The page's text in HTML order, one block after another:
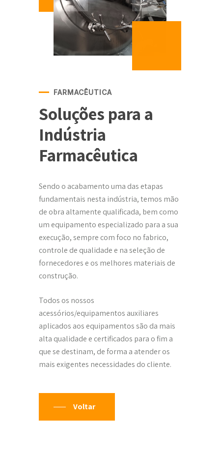
FARMACÊUTICA
Soluções para a
Indústria
Farmacêutica
Sendo o acabamento uma das etapas
fundamentais nesta indústria, temos mão
de obra altamente qualificada, bem como
um equipamento especializado para a sua
execução, sempre com foco no fabrico,
controle de qualidade e na seleção de
fornecedores e os melhores materiais de
construção.
Todos os nossos
acessórios/equipamentos auxiliares
aplicados aos equipamentos são da mais
alta qualidade e certificados para o fim a
que se destinam, de forma a atender os
mais exigentes necessidades do cliente.
Voltar